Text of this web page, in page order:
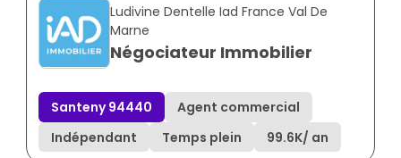
Ludivine Dentelle Iad France Val De
Marne
Négociateur Immobilier
Santeny 94440
Agent commercial
Indépendant
Temps plein 99.6K/ an